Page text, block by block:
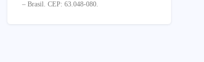
– Brasil. CEP: 63.048-080.